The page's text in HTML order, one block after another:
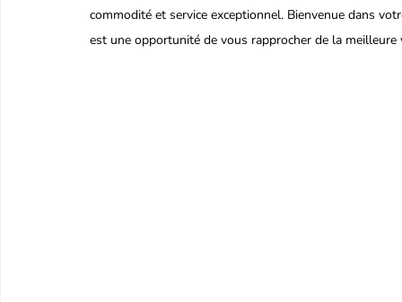
commodité et service exceptionnel. Bienvenue dans
est une opportunité de vous rapprocher de la meilleure